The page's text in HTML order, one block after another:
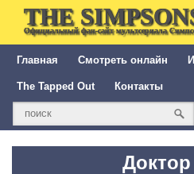
THE
Официальный фан-сайт мультсериала
Главная Смотреть онлайн
The Tapped Out Контакты